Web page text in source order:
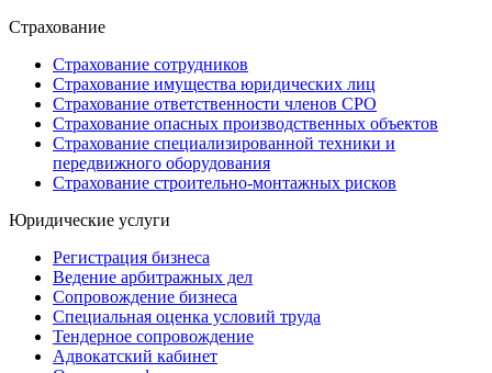
Страхование
Страхование сотрудников
Страхование имущества юридических лиц
Страхование ответственности членов СРО
Страхование опасных производственных объектов
Страхование специализированной техники и
передвижного оборудования
Страхование строительно-монтажных рисков
Юридические услуги
Регистрация бизнеса
Ведение арбитражных дел
Сопровождение бизнеса
Специальная оценка условий труда
Тендерное сопровождение
Адвокатский кабинет